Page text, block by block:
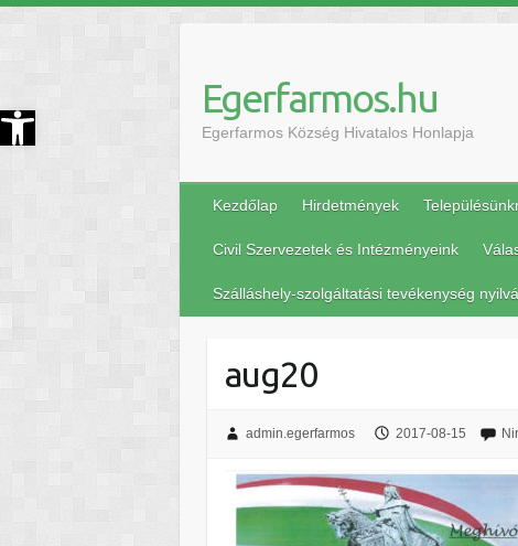
Eszköztár megnyitása Egerfarmos.hu
Egerfarmos Község Hivatalos Honlapja
Kezdőlap Hirdetmények
Civil Szervezetek és Intézményeink
Szálláshely-szolgáltatási tevékenység
aug20
admin.egerfarmos 2017-08-15